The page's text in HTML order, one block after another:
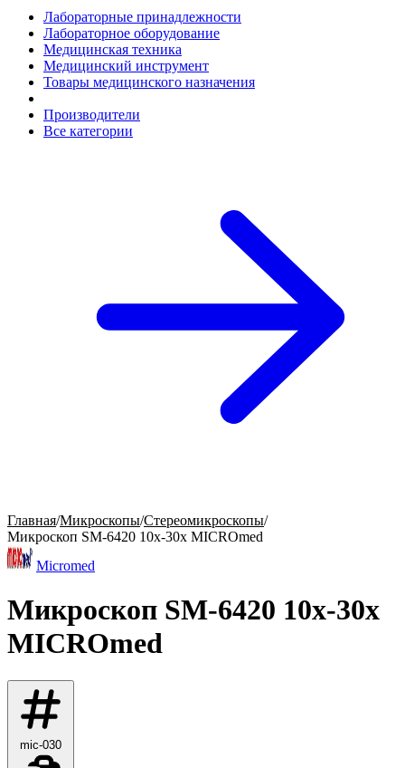
Лабораторные принадлежности
Лабораторное оборудование
Медицинская техника
Медицинский инструмент
Товары медицинского назначения
Производители
Все категории
Главная/Микроскопы/Стереомикроскопы/
Микроскоп SM-6420 10x-30x MICROmed
Micromed
Микроскоп SM-6420 10x-30x
MICROmed
mic-030